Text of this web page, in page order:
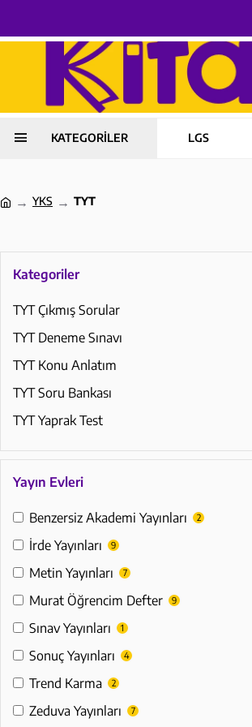
KATEGORİLER LGS
YKS TYT
Kategoriler
TYT Çıkmış Sorular
TYT Deneme Sınavı
TYT Konu Anlatım
TYT Soru Bankası
TYT Yaprak Test
Yayın Evleri
Benzersiz Akademi Yayınları 2
İrde Yayınları 9
Metin Yayınları 7
Murat Öğrencim Defter 9
Sınav Yayınları 1
Sonuç Yayınları 4
Trend Karma 2
Zeduva Yayınları 7